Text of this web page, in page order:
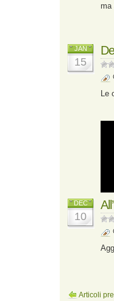
ma
JAN
15
Le
DEC
10
Articoli